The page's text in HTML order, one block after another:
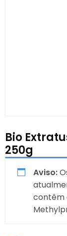
Bio
250g
Aviso:
contêm